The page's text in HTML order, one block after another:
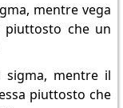
mentre vega
piuttosto che un
sigma, mentre il
piuttosto che